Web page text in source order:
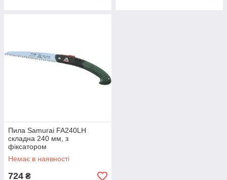
Пила Samurai FA240LH
складна 240 мм, з
фіксатором
Немає в наявності
724 ₴